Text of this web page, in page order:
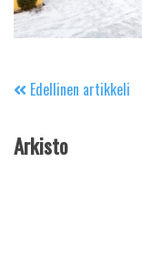
Edellinen artikkeli
Arkisto